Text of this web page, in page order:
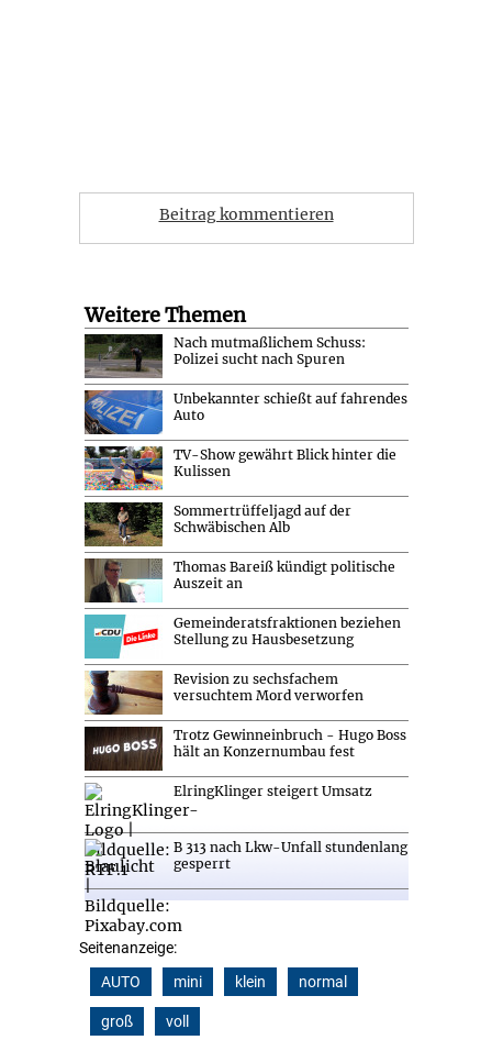
Beitrag kommentieren
Weitere Themen
Nach mutmaßlichem Schuss:
Polizei sucht nach Spuren
Unbekannter schießt auf fahrendes
Auto
TV-Show gewährt Blick hinter die
Kulissen
Sommertrüffeljagd auf der
Schwäbischen Alb
Thomas Bareiß kündigt politische
Auszeit an
Gemeinderatsfraktionen beziehen
Stellung zu Hausbesetzung
Revision zu sechsfachem
versuchtem Mord verworfen
Trotz Gewinneinbruch - Hugo Boss
hält an Konzernumbau fest
ElringKlinger steigert Umsatz
B 313 nach Lkw-Unfall stundenlang
gesperrt
Seitenanzeige:
AUTO
mini klein normal
groß voll